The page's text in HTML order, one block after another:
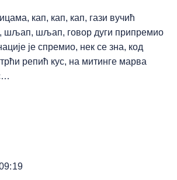
кап, кап, кап, гази вучић
шљап, говор дуги припремио
је спремио, нек се зна, код
репић кус, на митинге марва